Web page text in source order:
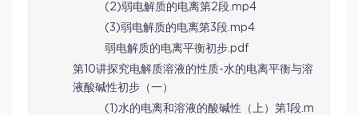
(2)弱电解质的电离第2段.mp4
(3)弱电解质的电离第3段.mp4
弱电解质的电离平衡初步.pdf
第10讲探究电解质溶液的性质-水的电离平衡与溶
液酸碱性初步（一）
(1)水的电离和溶液的酸碱性（上）第1段.m